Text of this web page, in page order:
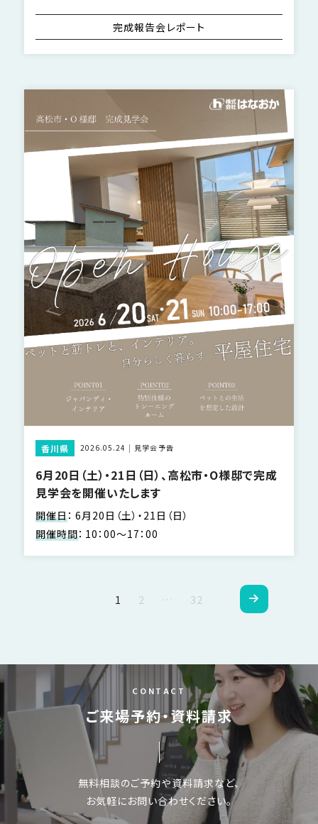
完成報告会レポート
香川県 2026.05.24 見学会予告
6月20日（土）・21日（日）、高松市・O様邸で完成
見学会を開催いたします
開催日： 6月20日（土）・21日（日）
開催時間： 10：00～17：00
シ
ョ
1 2 … 32
CONTACT
ご来場予約・資料請求
無料相談のご予約や資料請求など、
お気軽にお問い合わせください。